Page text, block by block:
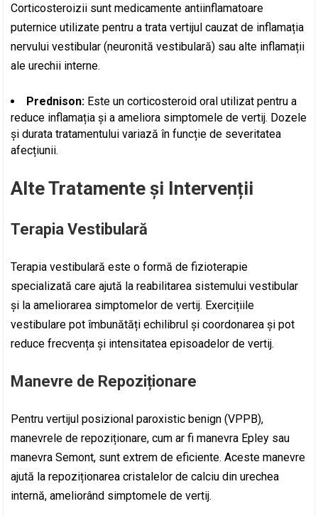
Corticosteroizii sunt medicamente antiinflamatoare
puternice utilizate pentru a trata vertijul cauzat de inflamația
nervului vestibular (neuronită vestibulară) sau alte inflamații
ale urechii interne.
Prednison: Este un corticosteroid oral utilizat pentru a
reduce inflamația și a ameliora simptomele de vertij. Dozele
și durata tratamentului variază în funcție de severitatea
afecțiunii.
Alte Tratamente și Intervenții
Terapia Vestibulară
Terapia vestibulară este o formă de fizioterapie
specializată care ajută la reabilitarea sistemului vestibular
și la ameliorarea simptomelor de vertij. Exercițiile
vestibulare pot îmbunătăți echilibrul și coordonarea și pot
reduce frecvența și intensitatea episoadelor de vertij.
Manevre de Repoziționare
Pentru vertijul posizional paroxistic benign (VPPB),
manevrele de repoziționare, cum ar fi manevra Epley sau
manevra Semont, sunt extrem de eficiente. Aceste manevre
ajută la repoziționarea cristalelor de calciu din urechea
internă, ameliorând simptomele de vertij.